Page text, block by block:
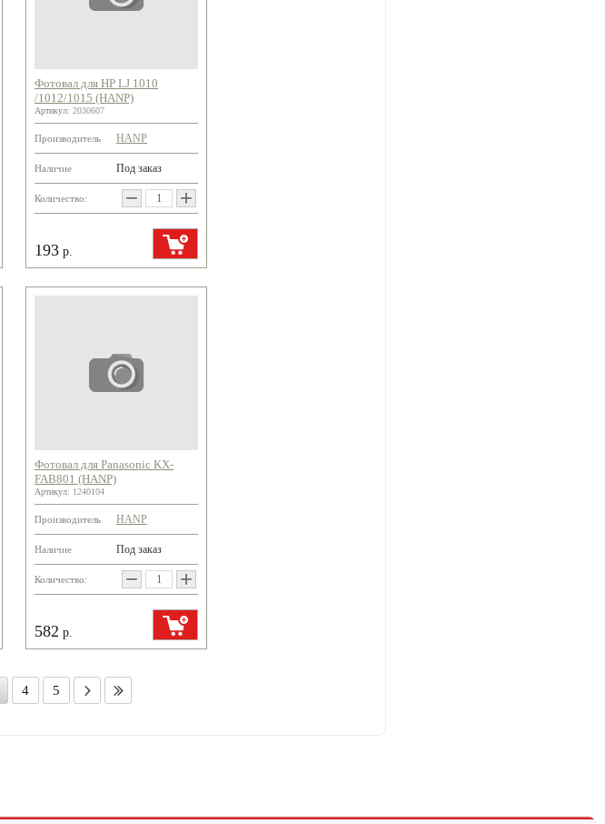
Фотовал для HP LJ 1010
/1012/1015 (HANP)
Артикул: 2030607
Производитель HANP
Наличие Под заказ
Количество: − +
193 р.
Фотовал для Panasonic KX-
FAB801 (HANP)
Артикул: 1240104
Производитель HANP
Наличие Под заказ
Количество: − +
582 р.
4 5